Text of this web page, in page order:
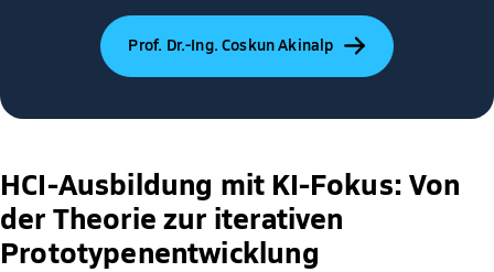
Prof. Dr.-Ing. Coskun Akinalp
HCI-Ausbildung mit KI-Fokus: Von
der Theorie zur iterativen
Prototypenentwicklung